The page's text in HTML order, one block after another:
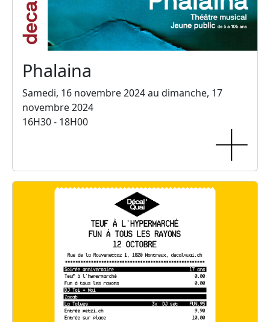
Phalaina
Samedi, 16 novembre 2024 au dimanche, 17
novembre 2024
16H30 - 18H00